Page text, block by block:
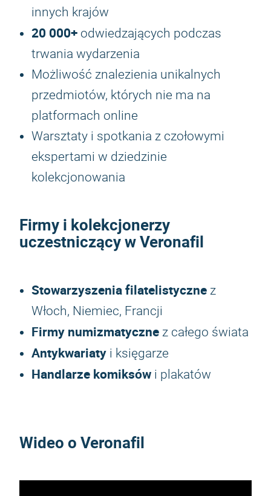
innych krajów
20 000+ odwiedzających podczas
trwania wydarzenia
Możliwość znalezienia unikalnych
przedmiotów, których nie ma na
platformach online
Warsztaty i spotkania z czołowymi
ekspertami w dziedzinie
kolekcjonowania
Firmy i kolekcjonerzy
uczestniczący w Veronafil
Stowarzyszenia filatelistyczne z
Włoch, Niemiec, Francji
Firmy numizmatyczne z całego świata
Antykwariaty i księgarze
Handlarze komiksów i plakatów
Wideo o Veronafil